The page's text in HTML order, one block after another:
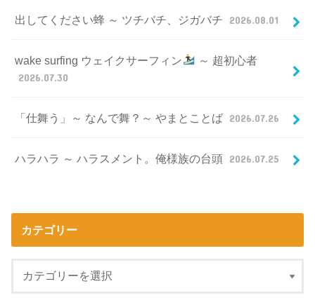
出してください蜂 ～ ツチバチ、ジガバチ 2026.08.01
wake surfing ウェイクサーフィン
～ 超初心者
2026.07.30
「仕舞う」～ なんで舞？～ やまとことば 2026.07.26
ハラハラ ～ ハラスメント。俺様族の台頭 2026.07.25
カテゴリー